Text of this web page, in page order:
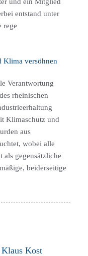
entstand unter
rege
Verantwortung
rheinischen
Klimaschutz und
aus
wobei alle
gegensätzliche
beiderseitige
Kost